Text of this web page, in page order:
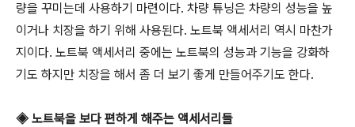
량을 꾸미는데 사용하기 마련이다. 차량 튜닝은 차량의 성능을 높
이거나 치장을 하기 위해 사용된다. 노트북 액세서리 역시 마찬가
지이다. 노트북 액세서리 중에는 노트북의 성능과 기능을 강화하
기도 하지만 치장을 해서 좀 더 보기 좋게 만들어주기도 한다.
◈ 노트북을 보다 편하게 해주는 액세서리들